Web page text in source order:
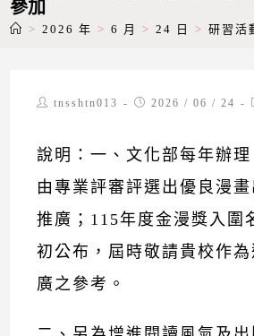
參加
> 2026 年 > 6 月 > 24 日 > 研習活
Posttnsshtn013
Post2026 / 06 / 24
說明：一、文化部每年辦理
由專業評審評選出優良漫
推廣；115年度金漫獎入圍
初公布，屆時敬請貴校作
廣之參考。